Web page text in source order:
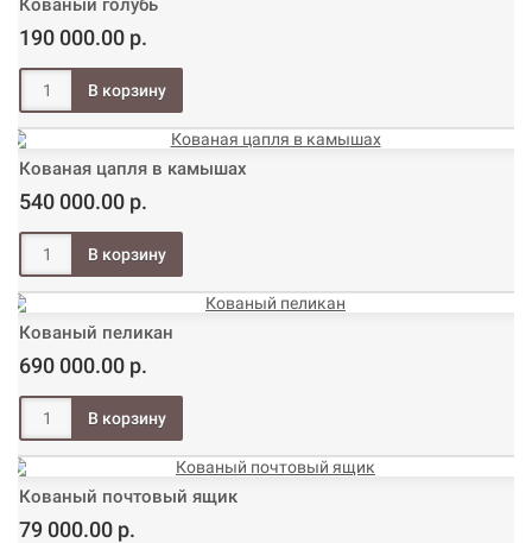
Кованый голубь
190 000.00 р.
Кованая цапля в камышах
540 000.00 р.
Кованый пеликан
690 000.00 р.
Кованый почтовый ящик
79 000.00 р.